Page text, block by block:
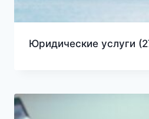
Юридические услуги